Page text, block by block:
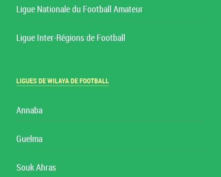
Ligue Nationale du Football Amateur
Ligue Inter-Régions de Football
LIGUES DE WILAYA DE FOOTBALL
Annaba
Guelma
Souk Ahras